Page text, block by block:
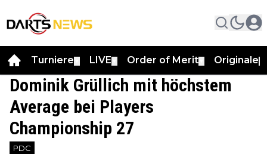
Turniere LIVE Order of Merit Originale
Dominik Grüllich mit höchstem
Average bei Players
Championship 27
PDC